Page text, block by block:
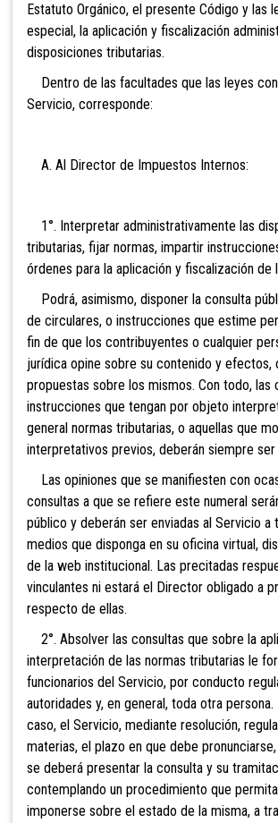
Estatuto Orgánico, el presente Código y las
especial, la aplicación y fiscalización
disposiciones tributarias.
Dentro de las facultades que las leyes
Servicio, corresponde:
A. Al Director de Impuestos Internos:
1°. Interpretar administrativamente las
tributarias, fijar normas, impartir
órdenes para la aplicación y fiscalización de
Podrá, asimismo, disponer la consulta
de circulares, o instrucciones que estime
fin de que los contribuyentes o cualquier
jurídica opine sobre su contenido y efectos,
propuestas sobre los mismos. Con todo, las
instrucciones que tengan por objeto
general normas tributarias, o aquellas que
interpretativos previos, deberán siempre ser
Las opiniones que se manifiesten con
consultas a que se refiere este numeral
público y deberán ser enviadas al Servicio a
medios que disponga en su oficina virtual,
de la web institucional. Las precitadas
vinculantes ni estará el Director obligado a
respecto de ellas.
2°. Absolver las consultas que sobre la
interpretación de las normas tributarias le
funcionarios del Servicio, por conducto
autoridades y, en general, toda otra
caso, el Servicio, mediante resolución,
materias, el plazo en que debe
se deberá presentar la consulta y su
contemplando un procedimiento que
imponerse sobre el estado de la misma, a